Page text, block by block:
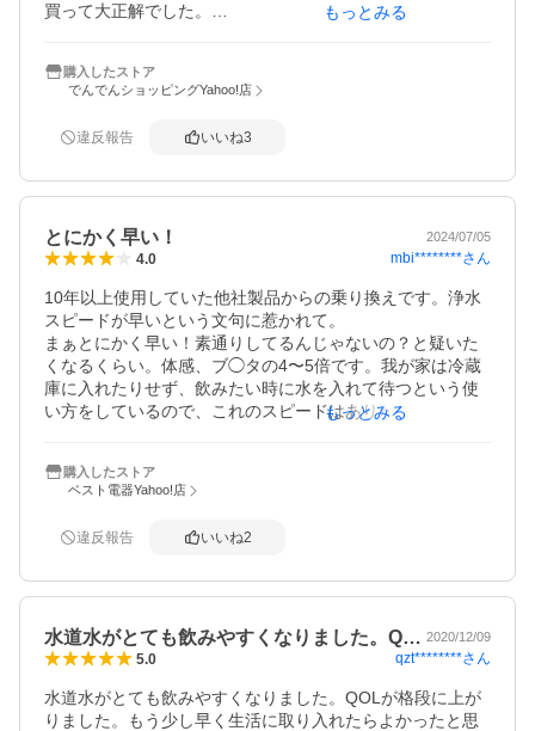
買って大正解でした。
です。
もっとみる
購入したストア
でんでんショッピングYahoo!店
違反報告 いいね3
とにかく早い！ 2024/07/05
4.0 mbi********さん
10年以上使用していた他社製品からの乗り換えです。浄水
スピードが早いという文句に惹かれて。
まぁとにかく早い！素通りしてるんじゃないの？と疑いた
くなるくらい。体感、ブ◯タの4〜5倍です。我が家は冷蔵
庫に入れたりせず、飲みたい時に水を入れて待つという使
い方をしているので、これのスピードはありがたい。
もっとみる
購入したストア
ベスト電器Yahoo!店
違反報告 いいね2
水道水がとても飲みやすくなりました。Q… 2020/12/09
5.0 qzt********さん
水道水がとても飲みやすくなりました。QOLが格段に上が
りました。もう少し早く生活に取り入れたらよかったと思